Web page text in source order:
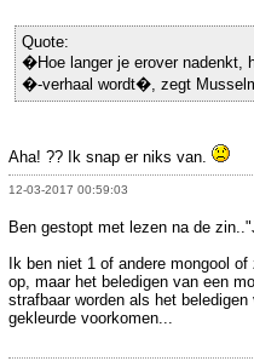
Quote:
�Hoe langer je erover
�-verhaal wordt�, zegt
Aha! ?? Ik snap er niks van.
12-03-2017 00:59:03
Ben gestopt met lezen na de
Ik ben niet 1 of andere mongool
op, maar het beledigen van een
strafbaar worden als het
gekleurde voorkomen...